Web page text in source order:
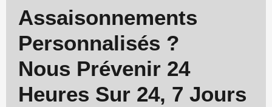
Assaisonnements
Personnalisés ?
Nous Prévenir 24
Heures Sur 24, 7 Jours